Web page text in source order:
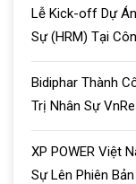
Lễ Kick-off Dự
Sự (HRM) Tại
AUSTRALIA
Bidiphar Thành
Trị Nhân Sự
XP POWER Việt
Sự Lên Phiên